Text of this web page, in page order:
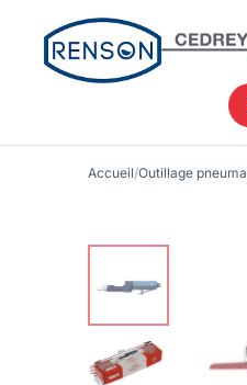
Accueil/Outillage